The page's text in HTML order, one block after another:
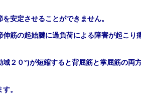
安定させることができません。
筋の起始腱に過負荷による障害が起こり
域２０°)が短縮すると背屈筋と掌屈筋の両
。